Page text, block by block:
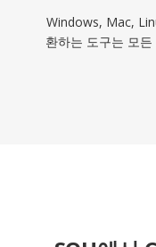
Windows, Mac,
환하는 도구는 모